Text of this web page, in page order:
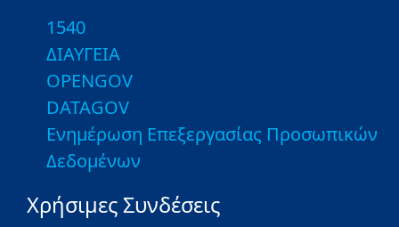
1540
ΔΙΑΥΓΕΙΑ
OPENGOV
DATAGOV
Ενημέρωση Επεξεργασίας Προσωπικών
Δεδομένων
Χρήσιμες Συνδέσεις